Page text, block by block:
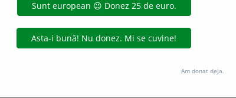
Copyright © 2004-2026 dexonline (https://dexonline.ro)
de pe acest site, inclusiv prin orice metode de extragere automată
prealabil scris, cu excepția seturilor de date oferite oficial spre utilizare
Hosterion
Am donat deja.